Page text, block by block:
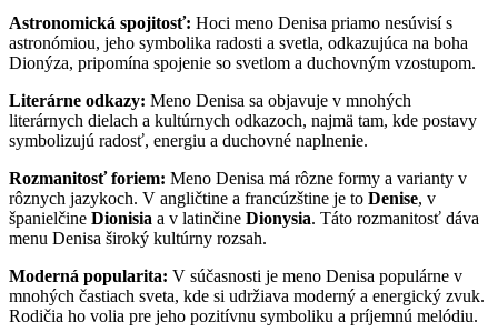
Astronomická spojitosť: Hoci meno Denisa priamo nesúvisí s
astronómiou, jeho symbolika radosti a svetla, odkazujúca na boha
Dionýza, pripomína spojenie so svetlom a duchovným vzostupom.
Literárne odkazy: Meno Denisa sa objavuje v mnohých
literárnych dielach a kultúrnych odkazoch, najmä tam, kde postavy
symbolizujú radosť, energiu a duchovné naplnenie.
Rozmanitosť foriem: Meno Denisa má rôzne formy a varianty v
rôznych jazykoch. V angličtine a francúzštine je to Denise, v
španielčine Dionisia a v latinčine Dionysia. Táto rozmanitosť dáva
menu Denisa široký kultúrny rozsah.
Moderná popularita: V súčasnosti je meno Denisa populárne v
mnohých častiach sveta, kde si udržiava moderný a energický zvuk.
Rodičia ho volia pre jeho pozitívnu symboliku a príjemnú melódiu.